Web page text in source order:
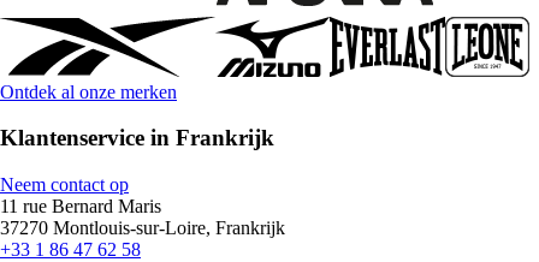
Ontdek al onze merken
Klantenservice in Frankrijk
Neem contact op
11 rue Bernard Maris
37270 Montlouis-sur-Loire, Frankrijk
+33 1 86 47 62 58